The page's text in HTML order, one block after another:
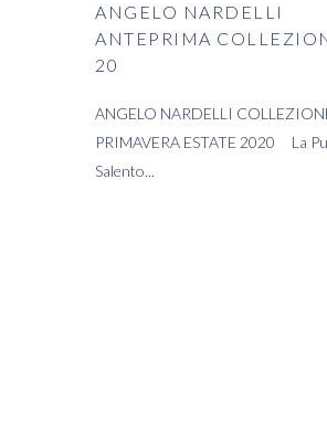
ANGELO NARDELLI
ANTEPRIMA
20
ANGELO NARDELLI
PRIMAVERA ESTATE 2020 La
Salento